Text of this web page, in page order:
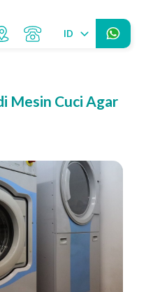
ID
Mesin Cuci Agar